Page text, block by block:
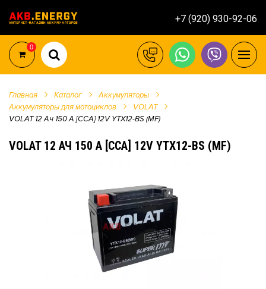
+7 (920) 930-92-06
0
Главная Каталог
Аккумуляторы
Аккумуляторы для мотоциклов
VOLAT
VOLAT 12 Ач 150 A [CCA] 12V YTX12-BS (MF)
VOLAT 12 АЧ 150 A [CCA] 12V YTX12-BS (MF)